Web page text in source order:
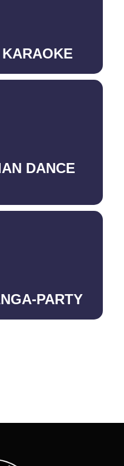
DANCE
PARTY